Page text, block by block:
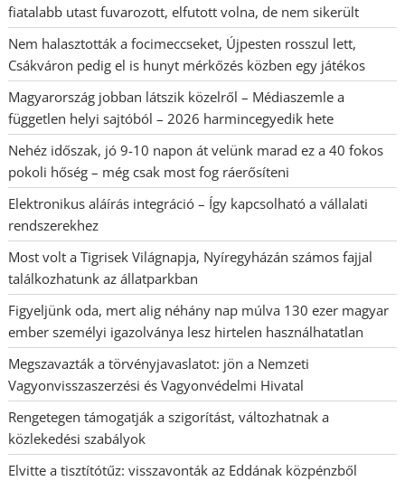
fiatalabb utast fuvarozott, elfutott volna, de nem sikerült
Nem halasztották a focimeccseket, Újpesten rosszul lett,
Csákváron pedig el is hunyt mérkőzés közben egy játékos
Magyarország jobban látszik közelről – Médiaszemle a
független helyi sajtóból – 2026 harmincegyedik hete
Nehéz időszak, jó 9-10 napon át velünk marad ez a 40 fokos
pokoli hőség – még csak most fog ráerősíteni
Elektronikus aláírás integráció – Így kapcsolható a vállalati
rendszerekhez
Most volt a Tigrisek Világnapja, Nyíregyházán számos fajjal
találkozhatunk az állatparkban
Figyeljünk oda, mert alig néhány nap múlva 130 ezer magyar
ember személyi igazolványa lesz hirtelen használhatatlan
Megszavazták a törvényjavaslatot: jön a Nemzeti
Vagyonvisszaszerzési és Vagyonvédelmi Hivatal
Rengetegen támogatják a szigorítást, változhatnak a
közlekedési szabályok
Elvitte a tisztítótűz: visszavonták az Eddának közpénzből